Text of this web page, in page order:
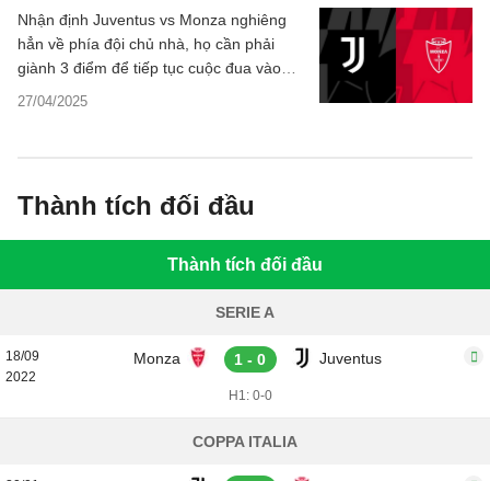
27/04/2025
Nhận định Juventus vs Monza nghiêng
hẳn về phía đội chủ nhà, họ cần phải
giành 3 điểm để tiếp tục cuộc đua vào
Top 4 Serie A mùa này.
Thành tích đối đầu
Thành tích đối đầu
SERIE A
18/09
2022
Monza 1 - 0 Juventus
H1: 0-0
COPPA ITALIA